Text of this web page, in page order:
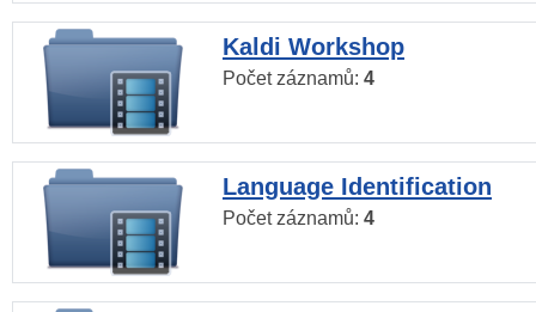
Kaldi Workshop
Počet záznamů: 4
Language Identification
Počet záznamů: 4